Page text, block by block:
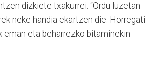
dizkiete txakurrei. “Ordu luzetan
neke handia ekartzen die.
eman eta beharrezko bitaminekin